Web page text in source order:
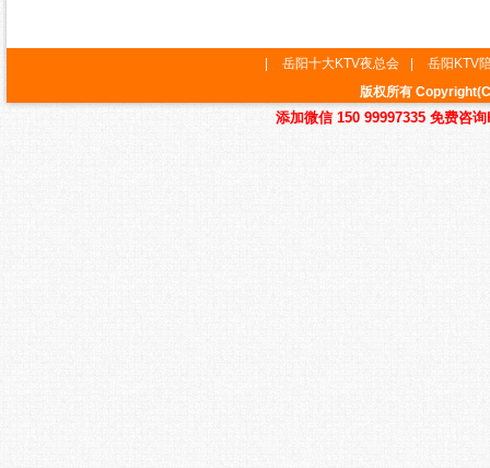
版权所有
添加微信 150 99997335 免费咨
岳阳十大KTV夜总会 岳阳KTV